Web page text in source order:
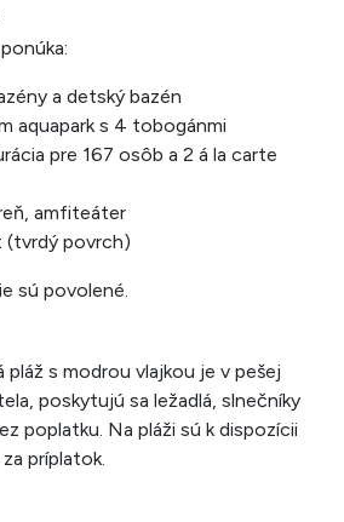
a detský bazén
aquapark s 4 tobogánmi
pre 167 osôb a 2 á la carte
amfiteáter
(tvrdý povrch)
sú povolené.
s modrou vlajkou je v pešej
poskytujú sa ležadlá, slnečníky
poplatku. Na pláži sú k dispozícii
príplatok.